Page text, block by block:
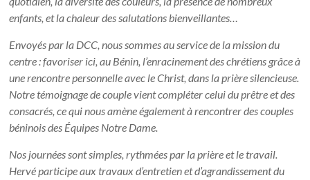
enfants, et la chaleur des salutations bienveillantes…
Envoyés par la DCC, nous sommes au service de la mission du
centre : favoriser ici, au Bénin, l’enracinement des chrétiens grâce à
une rencontre personnelle avec le Christ, dans la prière silencieuse.
Notre témoignage de couple vient compléter celui du prêtre et des
consacrés, ce qui nous amène également à rencontrer des couples
béninois des Équipes Notre Dame.
Nos journées sont simples, rythmées par la prière et le travail.
Hervé participe aux travaux d’entretien et d’agrandissement du